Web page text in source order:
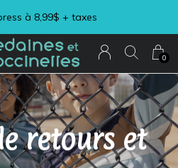
0
à 8,99$ + taxes
retours et